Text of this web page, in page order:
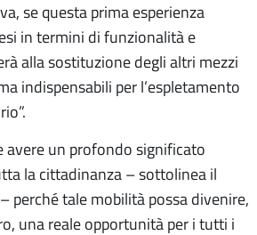
se questa prima esperienza
in termini di funzionalità e
alla sostituzione degli altri mezzi
indispensabili per l’espletamento
avere un profondo significato
la cittadinanza – sottolinea il
perché tale mobilità possa divenire,
una reale opportunità per i tutti i